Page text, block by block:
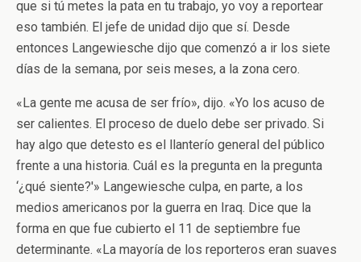
que si tú metes la pata en tu trabajo, yo voy a reportear
eso también. El jefe de unidad dijo que sí. Desde
entonces Langewiesche dijo que comenzó a ir los siete
días de la semana, por seis meses, a la zona cero.
«La gente me acusa de ser frío», dijo. «Yo los acuso de
ser calientes. El proceso de duelo debe ser privado. Si
hay algo que detesto es el llanterío general del público
frente a una historia. Cuál es la pregunta en la pregunta
‘¿qué siente?'» Langewiesche culpa, en parte, a los
medios americanos por la guerra en Iraq. Dice que la
forma en que fue cubierto el 11 de septiembre fue
determinante. «La mayoría de los reporteros eran suaves